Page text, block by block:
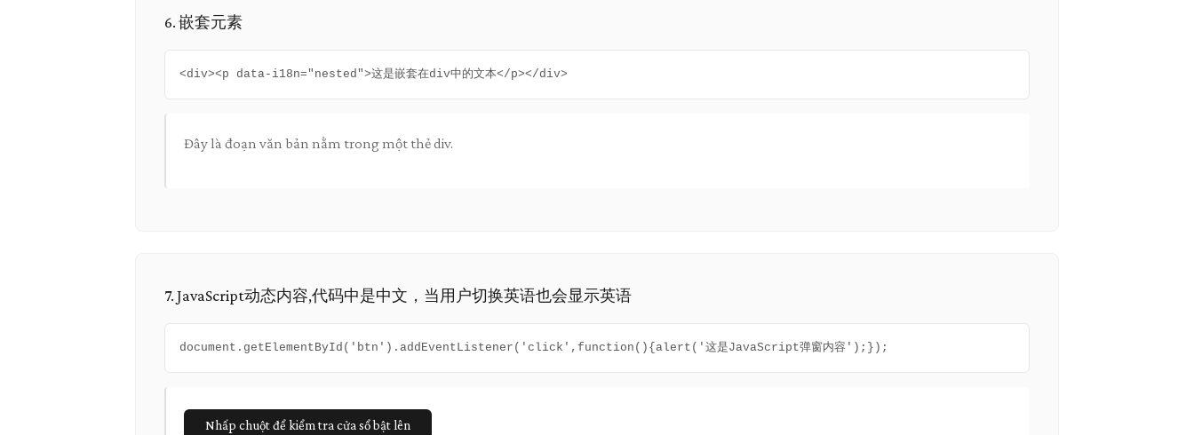
6. 嵌套元素
<div><p data-i18n="nested">这是嵌套在div中的文本</p></div>
Đây là đoạn văn bản nằm trong một thẻ div.
7. JavaScript动态内容,代码中是中文，当用户切换英语也会显示英语
document.getElementById('btn').addEventListener('click',function(){alert('这是JavaScript弹窗内容');});
Nhấp chuột để kiểm tra cửa sổ bật lên